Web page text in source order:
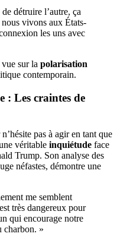
détruire l’autre, ça
vivons aux États-
les uns avec
sur la polarisation
contemporain.
: Les craintes de
pas à agir en tant que
véritable inquiétude face
Trump. Son analyse des
néfastes, démontre une
me semblent
très dangereux pour
qui encourage notre
charbon. »